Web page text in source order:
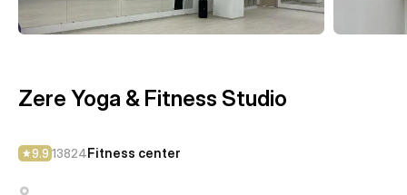
Zere Yoga & Fitness Studio
9.9 13824Fitness center